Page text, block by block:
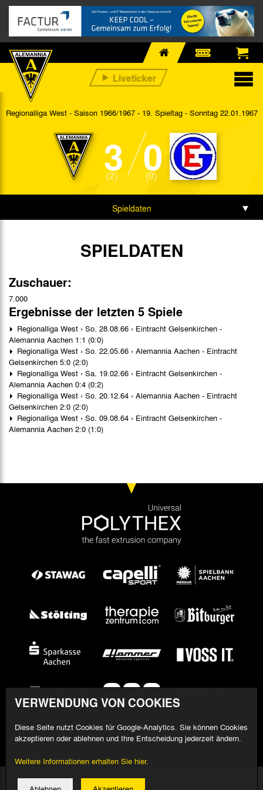
Regionalliga West - Saison 1966/1967 - 19. Spieltag - Sonntag 22.01.1967
3
(2) 0
(0)
Spieldaten
SPIELDATEN
Zuschauer:
7.000
Ergebnisse der letzten 5 Spiele
Regionalliga West › So. 28.08.66 › Eintracht Gelsenkirchen -
Alemannia Aachen 1:1 (0:0)
Regionalliga West › So. 22.05.66 › Alemannia Aachen - Eintracht
Gelsenkirchen 5:0 (2:0)
Regionalliga West › Sa. 19.02.66 › Eintracht Gelsenkirchen -
Alemannia Aachen 0:4 (0:2)
Regionalliga West › So. 20.12.64 › Alemannia Aachen - Eintracht
Gelsenkirchen 2:0 (2:0)
Regionalliga West › So. 09.08.64 › Eintracht Gelsenkirchen -
Alemannia Aachen 2:0 (1:0)
© 2026 Alemannia Aachen - Alle Rechte vorbehalten
VERWENDUNG VON COOKIES
Diese Seite nutzt Cookies für Google-Analytics. Sie können Cookies
akzeptieren oder ablehnen und Ihre Entscheidung jederzeit ändern.
Weitere Informationen erhalten Sie hier.